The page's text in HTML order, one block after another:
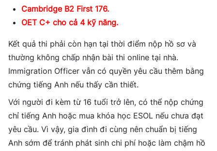
Cambridge B2 First 176.
OET C+ cho cả 4 kỹ năng.
Kết quả thi phải còn hạn tại thời điểm nộp hồ sơ và
thường không chấp nhận bài thi online tại nhà.
Immigration Officer vẫn có quyền yêu cầu thêm bằng
chứng tiếng Anh nếu thấy cần thiết.
Với người đi kèm từ 16 tuổi trở lên, có thể nộp chứng
chỉ tiếng Anh hoặc mua khóa học ESOL nếu chưa đạt
yêu cầu. Vì vậy, gia đình đi cùng nên chuẩn bị tiếng
Anh sớm để tránh phát sinh chi phí hoặc làm chậm hồ